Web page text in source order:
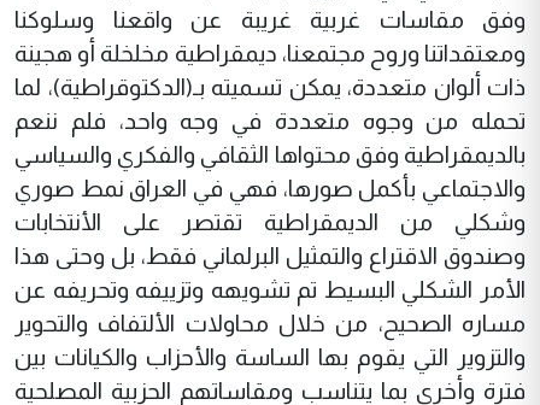
وفق مقاسات غربية غريبة عن واقعنا وسلوكنا
ومعتقداتنا وروح مجتمعنا، ديمقراطية مخلخلة أو هجينة
ذات ألوان متعددة، يمكن تسميته بـ(الدكتوقراطية)، لما
تحمله من وجوه متعددة في وجه واحد، فلم ننعم
بالديمقراطية وفق محتواها الثقافي والفكري والسياسي
والاجتماعي بأكمل صورها، فهي في العراق نمط صوري
وشكلي من الديمقراطية تقتصر على الأنتخابات
وصندوق الاقتراع والتمثيل البرلماني فقط، بل وحتى هذا
الأمر الشكلي البسيط تم تشويهه وتزييفه وتحريفه عن
مساره الصحيح، من خلال محاولات الألتفاف والتحوير
والتزوير التي يقوم بها الساسة والأحزاب والكيانات بين
فترة وأخرى بما يتناسب ومقاساتهم الحزبية المصلحية